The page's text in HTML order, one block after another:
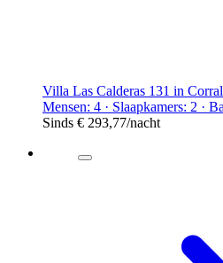
Villa Las Calderas 131 in
Mensen: 4 · Slaapkamers: 2 ·
Sinds € 293,77/nacht